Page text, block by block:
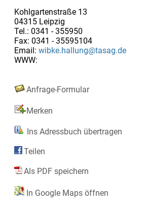
Kohlgartenstraße 13
04315 Leipzig
Tel.: 0341 - 355950
Fax: 0341 - 35595104
Email: wibke.hallung@tasag.de
WWW:
Anfrage-Formular
Merken
Ins Adressbuch übertragen
Teilen
Als PDF speichern
In Google Maps öffnen